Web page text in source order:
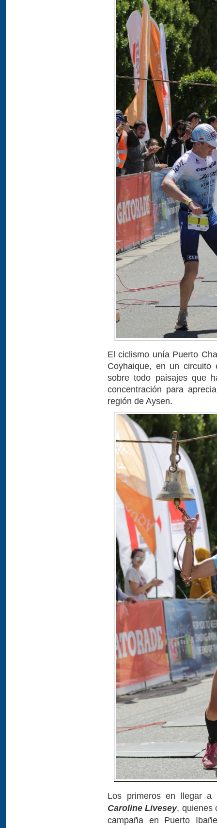
El ciclismo unía Puerto
Coyhaique, en un circuito
sobre todo paisajes que
concentración para
región de Aysen.
Los primeros en llegar
Caroline Livesey, quienes
campaña en Puerto